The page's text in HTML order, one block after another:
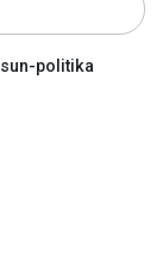
politika